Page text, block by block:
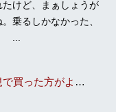
けど、まぁしょうが
乗るしかなかった、
...
既存のSoftBankユーザーもiPhoneは新規で買った方がよさげ！